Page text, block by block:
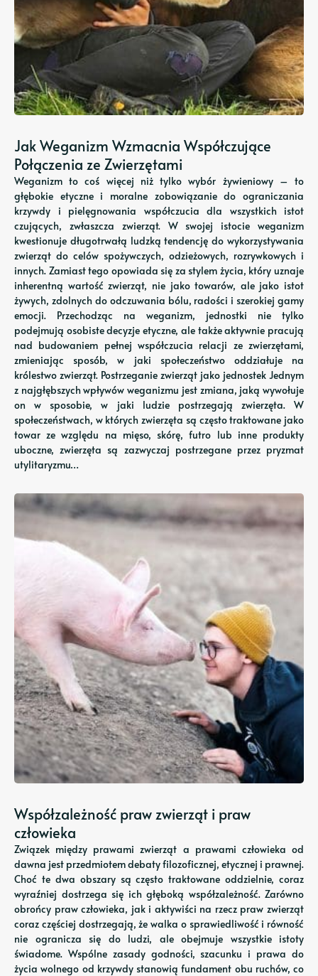
Jak Weganizm Wzmacnia Współczujące
Połączenia ze Zwierzętami
Weganizm to coś więcej niż tylko wybór żywieniowy – to
głębokie etyczne i moralne zobowiązanie do ograniczania
krzywdy i pielęgnowania współczucia dla wszystkich istot
czujących, zwłaszcza zwierząt. W swojej istocie weganizm
kwestionuje długotrwałą ludzką tendencję do wykorzystywania
zwierząt do celów spożywczych, odzieżowych, rozrywkowych i
innych. Zamiast tego opowiada się za stylem życia, który uznaje
inherentną wartość zwierząt, nie jako towarów, ale jako istot
żywych, zdolnych do odczuwania bólu, radości i szerokiej gamy
emocji. Przechodząc na weganizm, jednostki nie tylko
podejmują osobiste decyzje etyczne, ale także aktywnie pracują
nad budowaniem pełnej współczucia relacji ze zwierzętami,
zmieniając sposób, w jaki społeczeństwo oddziałuje na
królestwo zwierząt. Postrzeganie zwierząt jako jednostek Jednym
z najgłębszych wpływów weganizmu jest zmiana, jaką wywołuje
on w sposobie, w jaki ludzie postrzegają zwierzęta. W
społeczeństwach, w których zwierzęta są często traktowane jako
towar ze względu na mięso, skórę, futro lub inne produkty
uboczne, zwierzęta są zazwyczaj postrzegane przez pryzmat
utylitaryzmu…
Współzależność praw zwierząt i praw
człowieka
Związek między prawami zwierząt a prawami człowieka od
dawna jest przedmiotem debaty filozoficznej, etycznej i prawnej.
Choć te dwa obszary są często traktowane oddzielnie, coraz
wyraźniej dostrzega się ich głęboką współzależność. Zarówno
obrońcy praw człowieka, jak i aktywiści na rzecz praw zwierząt
coraz częściej dostrzegają, że walka o sprawiedliwość i równość
nie ogranicza się do ludzi, ale obejmuje wszystkie istoty
świadome. Wspólne zasady godności, szacunku i prawa do
życia wolnego od krzywdy stanowią fundament obu ruchów, co